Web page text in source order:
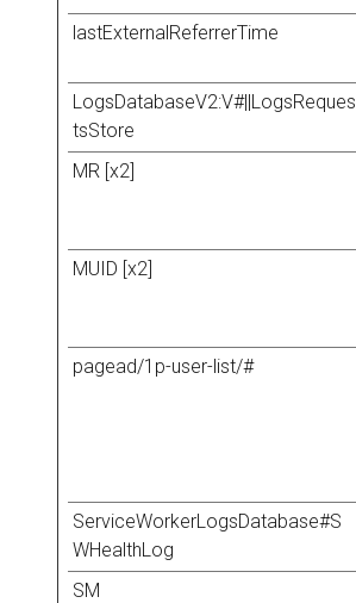
lastExternalReferrerTime
LogsDatabaseV2:V#||LogsReques
tsStore
MR [x2]
MUID [x2]
pagead/1p-user-list/#
ServiceWorkerLogsDatabase#S
WHealthLog
SM